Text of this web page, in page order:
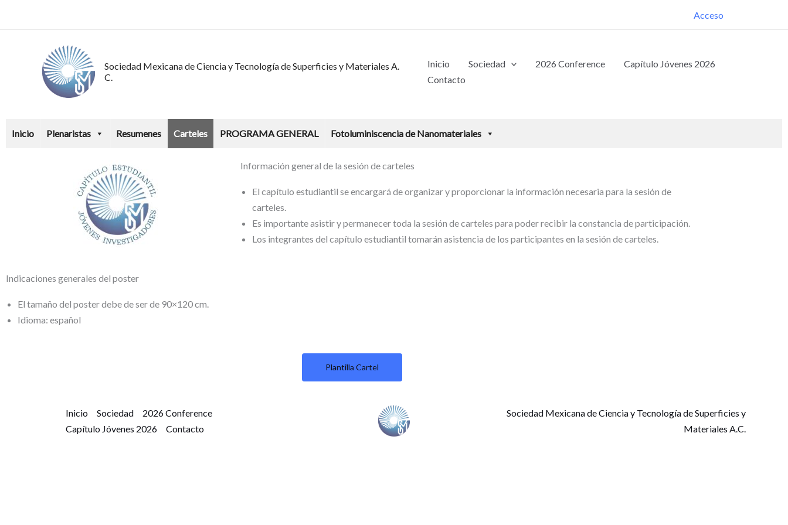
Acceso
Sociedad Mexicana de Ciencia y Tecnología de Superficies y Materiales A.
C.
Inicio Sociedad 2026 Conference
Capítulo Jóvenes 2026
Contacto
Inicio Plenaristas Resumenes Carteles PROGRAMA GENERAL Fotoluminiscencia de Nanomateriales
Información general de la sesión de carteles
El capítulo estudiantil se encargará de organizar y proporcionar la información necesaria para la sesión de
carteles.
Es importante asistir y permanecer toda la sesión de carteles para poder recibir la constancia de participación.
Los integrantes del capítulo estudiantil tomarán asistencia de los participantes en la sesión de carteles.
Indicaciones generales del poster​
El tamaño del poster debe de ser de 90×120 cm.
Idioma: español
Plantilla Cartel
Inicio Sociedad
2026 Conference
Capítulo Jóvenes 2026
Contacto
Sociedad Mexicana de Ciencia y Tecnología de Superficies y
Materiales A.C.